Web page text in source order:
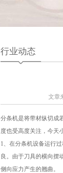
行业动态
文章
分条机是将带材纵切成
度也受高度关注，今天
1、在分条机设备运行
良。由于刀具的横向摆
侧向应力产生的翘曲。